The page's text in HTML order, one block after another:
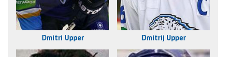
Dmitri Upper Dmitrij Upper